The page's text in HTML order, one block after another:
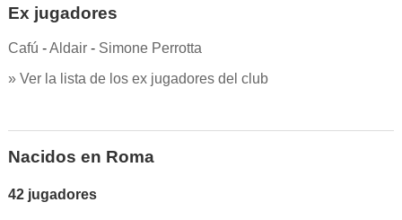
Ex jugadores
Cafú -Aldair- Simone Perrotta
» Ver la lista de los ex jugadores del club
Nacidos en Roma
42 jugadores